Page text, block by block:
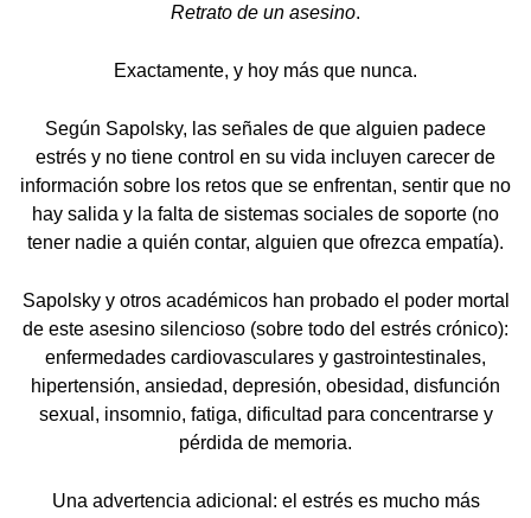
Retrato de un asesino.
Exactamente, y hoy más que nunca.
Según Sapolsky, las señales de que alguien padece
estrés y no tiene control en su vida incluyen carecer de
información sobre los retos que se enfrentan, sentir que no
hay salida y la falta de sistemas sociales de soporte (no
tener nadie a quién contar, alguien que ofrezca empatía).
Sapolsky y otros académicos han probado el poder mortal
de este asesino silencioso (sobre todo del estrés crónico):
enfermedades cardiovasculares y gastrointestinales,
hipertensión, ansiedad, depresión, obesidad, disfunción
sexual, insomnio, fatiga, dificultad para concentrarse y
pérdida de memoria.
Una advertencia adicional: el estrés es mucho más